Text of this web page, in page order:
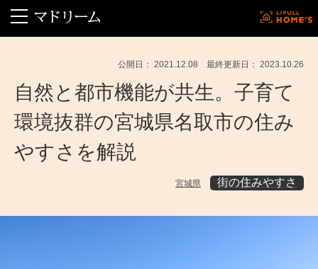
公開日： 2021.12.08 最終更新日： 2023.10.26
自然と都市機能が共生。子育て
環境抜群の宮城県名取市の住み
やすさを解説
宮城県 街の住みやすさ